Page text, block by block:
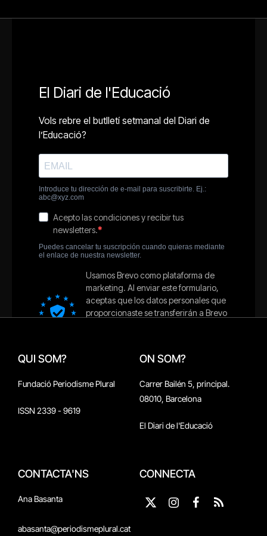
QUI SOM?
Fundació Periodisme Plural
ISSN 2339 - 9619
ON SOM?
Carrer Bailén 5, principal.
08010, Barcelona
El Diari de l'Educació
CONTACTA'NS
Ana Basanta
abasanta@periodismeplural.cat
CONNECTA
X
Instagram
Facebook
RSS